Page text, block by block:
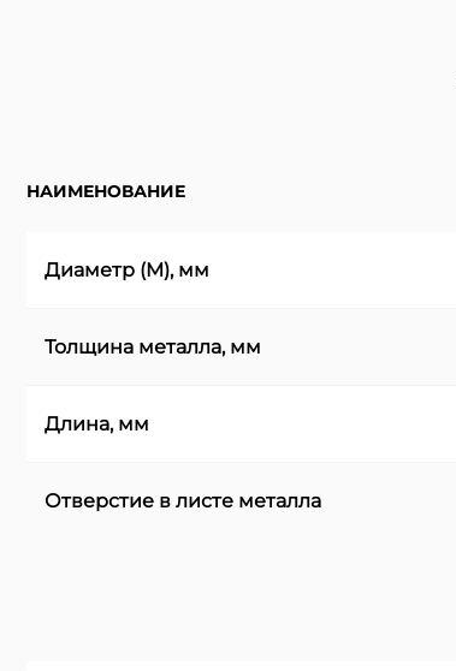
НАИМЕНОВАНИЕ
Диаметр (M), мм
Толщина металла, мм
Длина, мм
Отверстие в листе металла